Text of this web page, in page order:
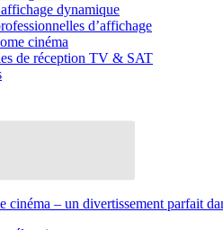
dynamique
d’affichage
cinéma
de réception TV & SAT
cinéma – un divertissement parfait